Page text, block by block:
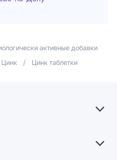
активные добавки
Цинк / Цинк таблетки